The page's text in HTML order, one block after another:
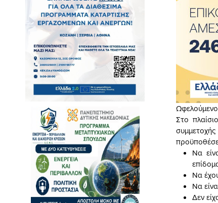
Στο
Να
Να
Να
Δεν